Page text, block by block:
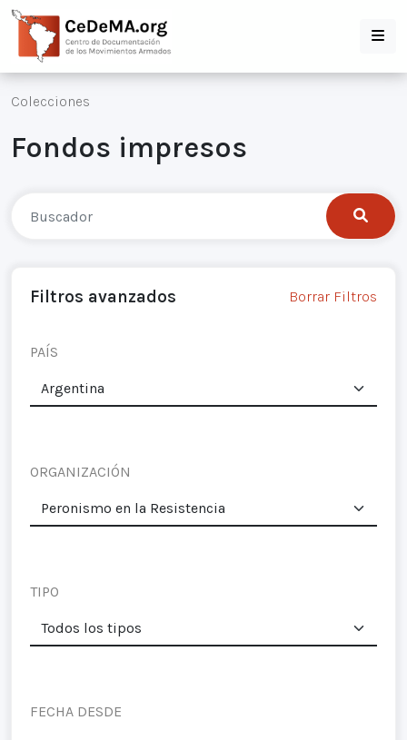
Colecciones
Fondos impresos
Filtros avanzados Borrar Filtros
PAÍS
ORGANIZACIÓN
TIPO
FECHA DESDE